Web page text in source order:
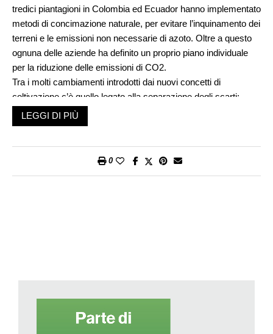
tredici piantagioni in Colombia ed Ecuador hanno implementato
metodi di concimazione naturale, per evitare l’inquinamento dei
terreni e le emissioni non necessarie di azoto. Oltre a questo
ognuna delle aziende ha definito un proprio piano individuale
per la riduzione delle emissioni di CO2.
Tra i molti cambiamenti introdotti dai nuovi concetti di
coltivazione c’è quello legato alla separazione degli scarti:
molte piantagioni fino ad oggi non si preoccupavano di
separare i contenitori vuoti di pestici e fertilizzanti dai rifiuti
problema. In seguito a ciò sono state predisposte delle
in grande considerazione l’ambiente in cui esse sono inserite.
La salvaguardia della biodiversità è uno dei temi chiave nella
LEGGI DI PIÙ
0